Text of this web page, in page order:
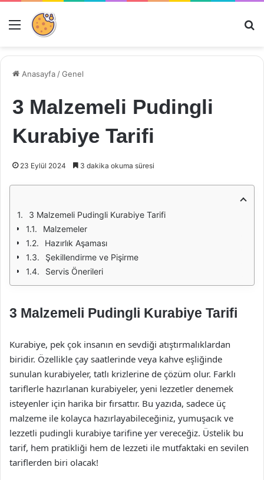
Menü
Anasayfa /Genel
3 Malzemeli Pudingli
Kurabiye Tarifi
23 Eylül 2024 3 dakika okuma süresi
3 Malzemeli Pudingli Kurabiye Tarifi
Malzemeler
Hazırlık Aşaması
Şekillendirme ve Pişirme
Servis Önerileri
3 Malzemeli Pudingli Kurabiye Tarifi
Kurabiye, pek çok insanın en sevdiği atıştırmalıklardan
biridir. Özellikle çay saatlerinde veya kahve eşliğinde
sunulan kurabiyeler, tatlı krizlerine de çözüm olur. Farklı
tariflerle hazırlanan kurabiyeler, yeni lezzetler denemek
isteyenler için harika bir fırsattır. Bu yazıda, sadece üç
malzeme ile kolayca hazırlayabileceğiniz, yumuşacık ve
lezzetli pudingli kurabiye tarifine yer vereceğiz. Üstelik bu
tarif, hem pratikliği hem de lezzeti ile mutfaktaki en sevilen
tariflerden biri olacak!